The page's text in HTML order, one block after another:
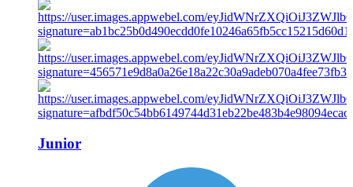
Junior